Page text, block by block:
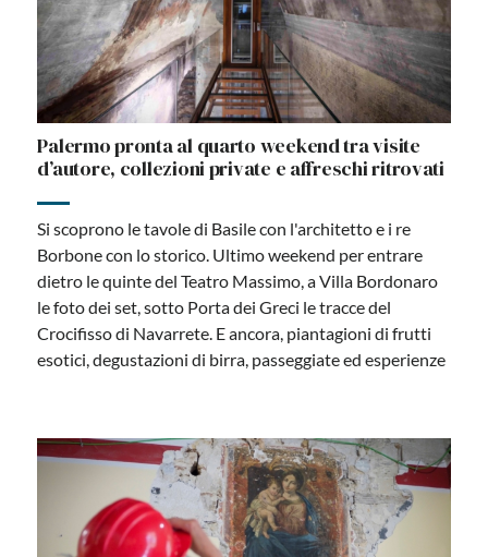
Palermo pronta al quarto weekend tra visite
d’autore, collezioni private e affreschi ritrovati
Si scoprono le tavole di Basile con l'architetto e i re
Borbone con lo storico. Ultimo weekend per entrare
dietro le quinte del Teatro Massimo, a Villa Bordonaro
le foto dei set, sotto Porta dei Greci le tracce del
Crocifisso di Navarrete. E ancora, piantagioni di frutti
esotici, degustazioni di birra, passeggiate ed esperienze